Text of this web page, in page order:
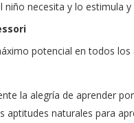
necesita y lo estimula
potencial en todos
la alegría de aprender
aptitudes naturales para